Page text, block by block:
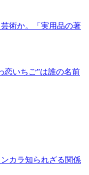
術か。「実用品の著
恋いちご”は誰の名前
カラ知られざる関係